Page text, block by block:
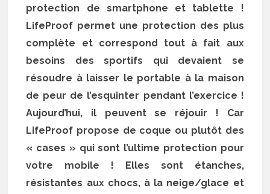
protection de smartphone et tablette !
LifeProof permet une protection des plus
complète et correspond tout à fait aux
besoins des sportifs qui devaient se
résoudre à laisser le portable à la maison
de peur de l’esquinter pendant l’exercice !
Aujourd’hui, il peuvent se réjouir ! Car
LifeProof propose de coque ou plutôt des
« cases » qui sont l’ultime protection pour
votre mobile ! Elles sont étanches,
résistantes aux chocs, à la neige/glace et